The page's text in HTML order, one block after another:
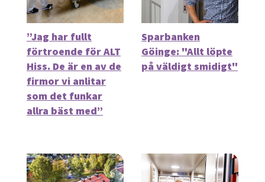
”Jag har fullt
förtroende för ALT
Hiss. De är en av de
firmor vi anlitar
som det funkar
allra bäst med”
Sparbanken
Göinge: "Allt löpte
på väldigt smidigt"